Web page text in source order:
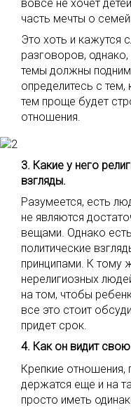
вовсе не хочет
часть мечты о
Это хоть и кажутся
разговоров,
темы должны
определитесь с
тем проще будет
отношения.
3. Какие у него
взгляды.
Разумеется, есть
не являются
вещами. Однако
политические
принципами. К тому
нерелигиозных
на том, чтобы
все это стоит
придет срок.
4. Как он видит
Крепкие
держатся еще и на
просто иметь